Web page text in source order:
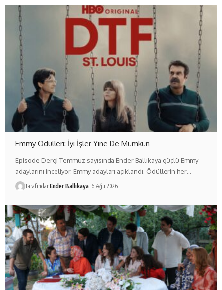
Emmy Ödülleri: İyi İşler Yine De Mümkün
Episode Dergi Temmuz sayısında Ender Ballıkaya güçlü Emmy
adaylarını inceliyor. Emmy adayları açıklandı. Ödüllerin her…
TarafındanEnder Ballıkaya 6 Ağu 2026